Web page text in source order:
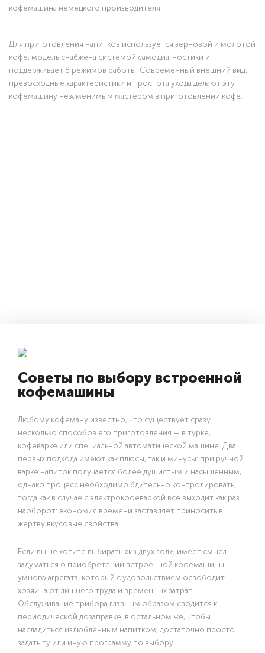
кофемашина немецкого производителя.
Для приготовления напитков используется зерновой и молотой
кофе, модель снабжена системой самодиагностики и
поддерживает 8 режимов работы. Современный внешний вид,
превосходные характеристики и простота ухода делают эту
кофемашину незаменимым мастером в приготовлении кофе.
Советы по выбору встроенной
кофемашины
Любому кофеману известно, что существует сразу
несколько способов его приготовления — в турке,
кофеварке или специальной автоматической машине. Два
первых подхода имеют как плюсы, так и минусы: при ручной
варке напиток получается более душистым и насыщенным,
однако процесс необходимо бдительно контролировать,
тогда как в случае с электрокофеваркой все выходит как раз
наоборот: экономия времени заставляет приносить в
жертву вкусовые свойства.
Если вы не хотите выбирать «из двух зол», имеет смысл
задуматься о приобретении встроенной кофемашины —
умного агрегата, который с удовольствием освободит
хозяина от лишнего труда и временных затрат.
Обслуживание прибора главным образом сводится к
периодической дозаправке, в остальном же, чтобы
насладиться излюбленным напитком, достаточно просто
задать ту или иную программу по выбору.